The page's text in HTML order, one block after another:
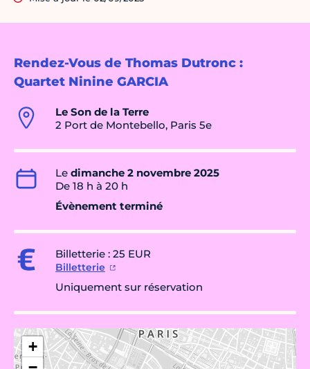
Rendez-Vous de Thomas Dutronc :
Quartet Ninine GARCIA
Le Son de la Terre
2 Port de Montebello, Paris 5e
Le dimanche 2 novembre 2025
De 18 h à 20 h
Évènement terminé
Billetterie : 25 EUR
Billetterie
Uniquement sur réservation
+